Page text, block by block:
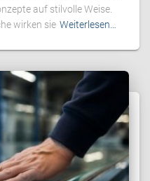
auf stilvolle Weise.
wirken sie Weiterlesen…